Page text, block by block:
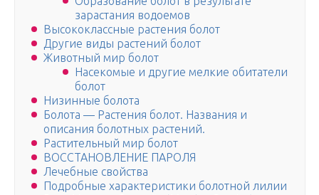
зарастания водоемов
Высококлассные растения болот
Другие виды растений болот
Животный мир болот
Насекомые и другие мелкие обитатели
болот
Низинные болота
Болота — Растения болот. Названия и
описания болотных растений.
Растительный мир болот
ВОССТАНОВЛЕНИЕ ПАРОЛЯ
Лечебные свойства
Подробные характеристики болотной лилии